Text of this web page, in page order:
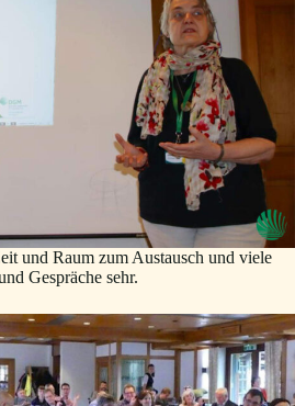
und Raum zum Austausch und viele
Gespräche sehr.